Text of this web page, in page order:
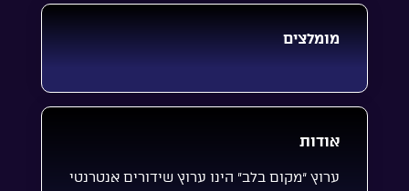
מומלצים
אודות
ערוץ “מקום בלב” הינו ערוץ שידורים אנטרנטי